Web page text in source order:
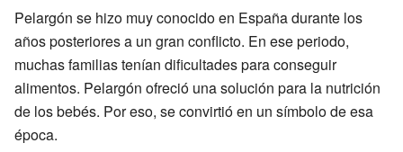
Pelargón se hizo muy conocido en España durante los
años posteriores a un gran conflicto. En ese periodo,
muchas familias tenían dificultades para conseguir
alimentos. Pelargón ofreció una solución para la nutrición
de los bebés. Por eso, se convirtió en un símbolo de esa
época.